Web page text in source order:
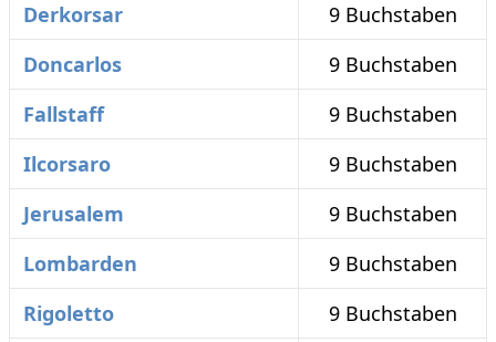
Derkorsar
9 Buchstaben
Doncarlos
9 Buchstaben
Fallstaff
9 Buchstaben
Ilcorsaro
9 Buchstaben
Jerusalem
9 Buchstaben
Lombarden
9 Buchstaben
Rigoletto
9 Buchstaben